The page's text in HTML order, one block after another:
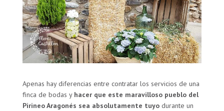
Apenas hay diferencias entre contratar los servicios de una
finca de bodas y hacer que este maravilloso pueblo del
Pirineo Aragonés sea absolutamente tuyo durante un